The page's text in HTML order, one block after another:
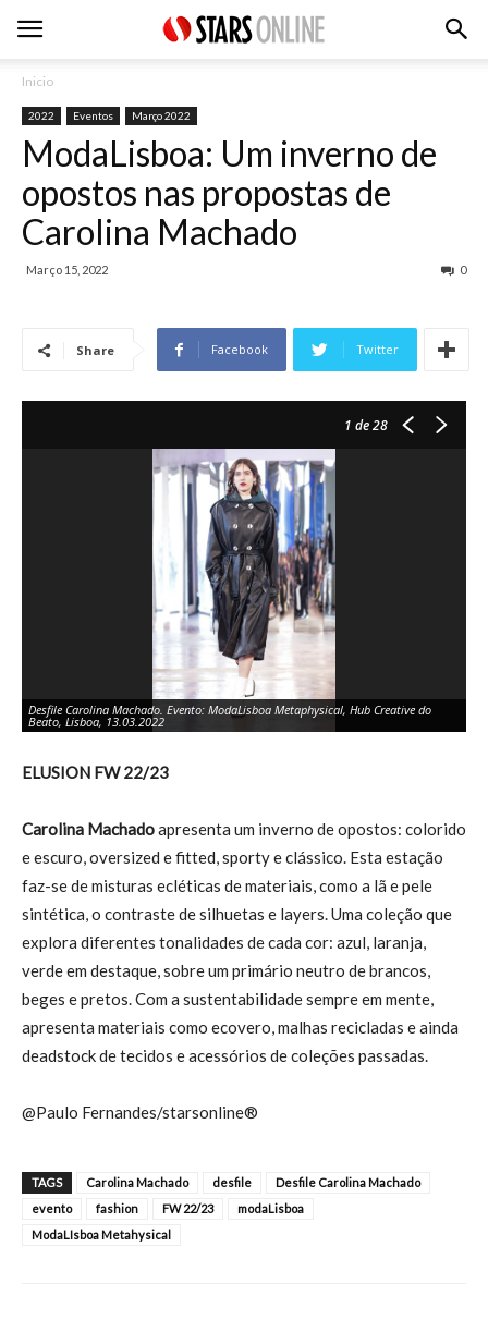
Inicio
2022 Eventos Março 2022
ModaLisboa: Um inverno de
opostos nas propostas de
Carolina Machado
Março 15, 2022 0
Share Facebook Twitter
1 de 28
Desfile Carolina Machado. Evento: ModaLisboa Metaphysical, Hub Creative do
Beato, Lisboa, 13.03.2022
ELUSION FW 22/23
Carolina Machadoapresenta um inverno de opostos: colorido
e escuro, oversized e fitted, sporty e clássico. Esta estação
faz-se de misturas ecléticas de materiais, como a lã e pele
sintética, o contraste de silhuetas e layers. Uma coleção que
explora diferentes tonalidades de cada cor: azul, laranja,
verde em destaque, sobre um primário neutro de brancos,
beges e pretos. Com a sustentabilidade sempre em mente,
apresenta materiais como ecovero, malhas recicladas e ainda
deadstock de tecidos e acessórios de coleções passadas.
@Paulo Fernandes/starsonline®
TAGS Carolina Machado desfile
Desfile Carolina Machado
evento
fashion FW 22/23
modaLisboa
ModaLIsboa Metahysical